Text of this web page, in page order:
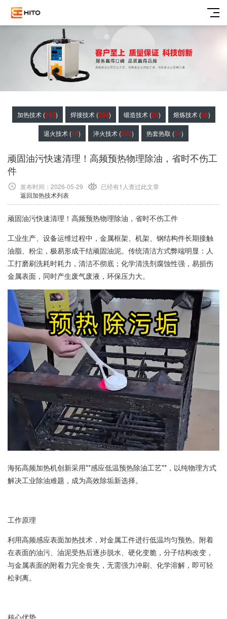
加热技术 (183) 焊接技术 (204) 锻造技术 (29) 熔炼技术 (66)
退火技术 (48) 淬火技术 (232) 热套热取 (54)
顽固油污快速清理！高频预热物理除油，省时不伤工
件
发布时间：2026-05-29 已经有1 人查过此文章
返回加热技术列表
顽固油污快速清理！高频预热物理除油，省时不伤工件
工业生产、设备运维过程中，金属框架、机架、钢结构件长期接触
油脂、粉尘，极易形成干结顽固油泥。传统清洁方式弊端明显：人
工打磨刷洗耗时耗力，清洁不彻底；化学清洗剂腐蚀性强，易损伤
金属表面，同时产生废气废液，环保压力大。
海拓高频加热机创新采用**感应低温预热除油工艺**，以纯物理方式
解决工业除油难题，成为高效除垢新选择。
工作原理
利用高频感应表面加热技术，对金属工件进行低温均匀预热。附着
在表面的油污、油泥受热后逐步脱水、硬化变脆，分子结构改变，
与金属表面的附着力完全丧失，无需强力冲刷、化学溶解，即可轻
松剥离。